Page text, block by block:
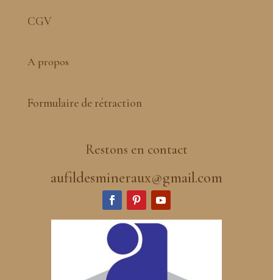
CGV
A propos
Formulaire de rétraction
Restons en contact
aufildesmineraux@gmail.com